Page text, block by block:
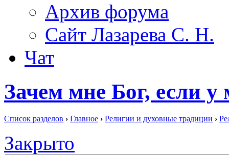
Архив форума
Сайт Лазарева С. Н.
Чат
Зачем мне Бог, если у
Список разделов › Главное › Религии и духовные традиции ›
Закрыто